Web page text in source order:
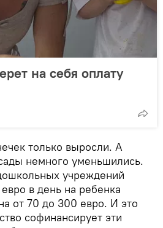
на себя оплату
только выросли. А
немного уменьшились.
учреждений
в день на ребенка
от 70 до 300 евро. И это
софинансирует эти